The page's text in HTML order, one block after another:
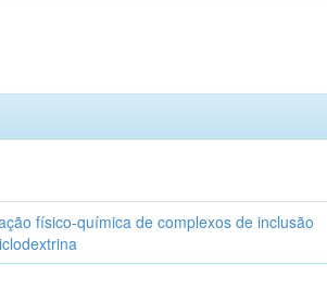
físico-química de complexos de inclusão